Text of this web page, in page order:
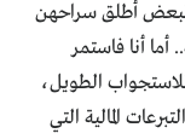
البعض أطلق سراحهن
أما أنا فاستمر
الطويل،
المالية التي